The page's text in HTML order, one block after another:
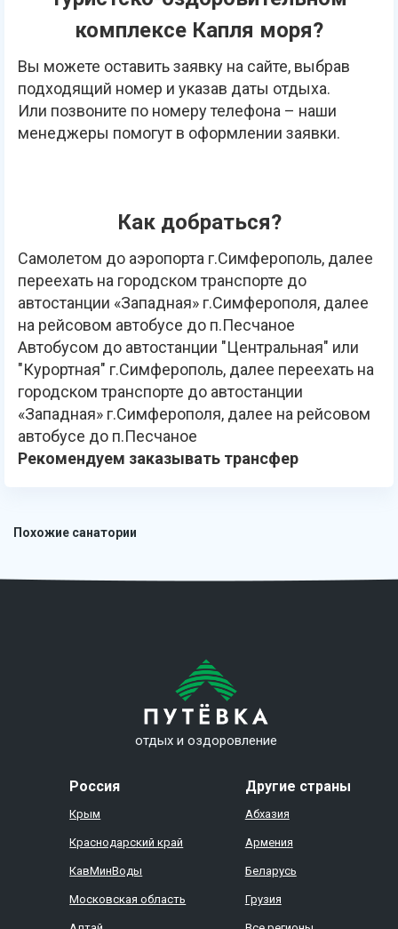
комплексе Капля моря?
Вы можете оставить заявку на сайте, выбрав
подходящий номер и указав даты отдыха.
Или позвоните по номеру телефона – наши
менеджеры помогут в оформлении заявки.
Как добраться?
Самолетом до аэропорта г.Симферополь, далее
переехать на городском транспорте до
автостанции «Западная» г.Симферополя, далее
на рейсовом автобусе до п.Песчаное
Автобусом до автостанции "Центральная" или
"Курортная" г.Симферополь, далее переехать на
городском транспорте до автостанции
«Западная» г.Симферополя, далее на рейсовом
автобусе до п.Песчаное
Рекомендуем заказывать трансфер
Похожие санатории
отдых и оздоровление
Россия
Крым
Краснодарский край
КавМинВоды
Московская область
Другие страны
Абхазия
Армения
Беларусь
Грузия